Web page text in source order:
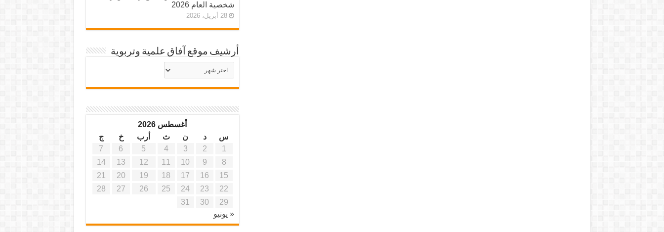
شخصية العام 2026
28 أبريل، 2026
أرشيف موقع آفاق علمية وتربوية
أرشيف
موقع
أغسطس 2026
س
د ن ث أرب خ
ج
1
2
3
4
5
6
7
8
9
10
11
12
13
14
15
16
17
18
19
20
21
22
23
24
25
26
27
28
29
30
31
« يونيو